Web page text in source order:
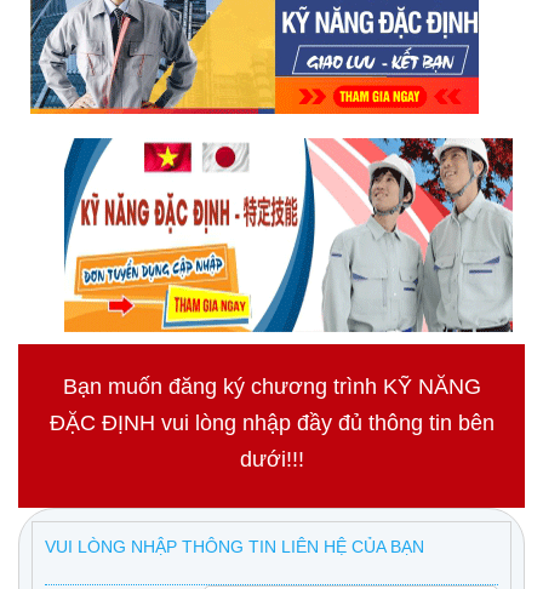
Bạn muốn đăng ký chương trình KỸ NĂNG
ĐẶC ĐỊNH vui lòng nhập đầy đủ thông tin bên
dưới!!!
VUI LÒNG NHẬP THÔNG TIN LIÊN HỆ CỦA BẠN